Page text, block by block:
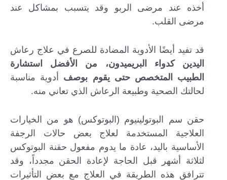
أخذه عند مرضى الربو وقد يتسبب بمشاكل عند
مرضى القلب.
قد تفيد أيضًا الأدوية المضادة للصرع في علاج رعاش
اليدين كدواء البريميدون، من الأفضل استشارة
الطبيب المتخصص حتى يقوم بوصف أدوية مناسبة
لحالتك الصحية وطبيعة الرعاش الذي تعاني منه.
حقن سم البوتولينيوم (البوتوكس) هو من الخيارات
العلاجية المستخدمة لعلاج بعض حالات الرجفة
الأساسية باليد، عادة ما يدوم مفعول حقنة البوتوكس
لثلاثة أشهر قبل الحاجة لإعادة الحقن مجدداً، وقد
تترافق هذه الطريقة في العلاج مع بعض التأثيرات